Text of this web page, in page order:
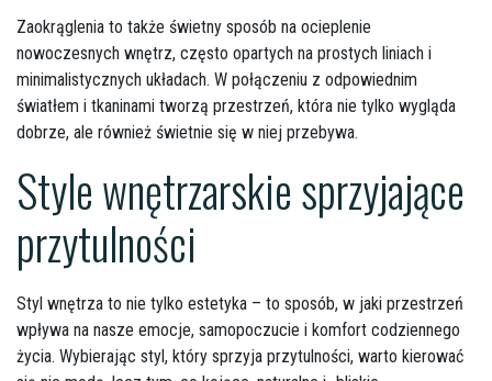
Zaokrąglenia to także świetny sposób na ocieplenie
nowoczesnych wnętrz, często opartych na prostych liniach i
minimalistycznych układach. W połączeniu z odpowiednim
światłem i tkaninami tworzą przestrzeń, która nie tylko wygląda
dobrze, ale również świetnie się w niej przebywa.
Style wnętrzarskie sprzyjające
przytulności
Styl wnętrza to nie tylko estetyka – to sposób, w jaki przestrzeń
wpływa na nasze emocje, samopoczucie i komfort codziennego
życia. Wybierając styl, który sprzyja przytulności, warto kierować